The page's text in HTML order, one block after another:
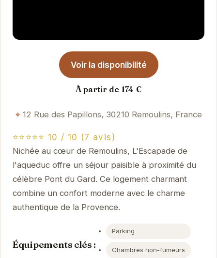
Voir la disponibilité
À partir de 174 €
12 Rue des Papillons, 30210 Remoulins, France
⭐⭐⭐⭐⭐ 10 / 10 (7 avis)
Nichée au cœur de Remoulins, L'Escapade de
l'aqueduc offre un séjour paisible à proximité du
célèbre Pont du Gard. Ce logement charmant
combine un confort moderne avec le charme
authentique de la Provence.
Équipements clés :
Parking
Chambres non-fumeurs